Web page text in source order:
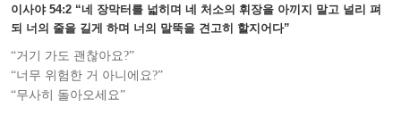
이사야 54:2 “네 장막터를 넓히며 네 처소의 휘장을 아끼지 말고 널리 펴
되 너의 줄을 길게 하며 너의 말뚝을 견고히 할지어다”
“거기 가도 괜찮아요?”
“너무 위험한 거 아니에요?”
“무사히 돌아오세요”